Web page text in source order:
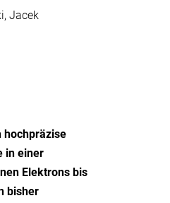
Jacek
hochpräzise
in einer
Elektrons bis
bisher